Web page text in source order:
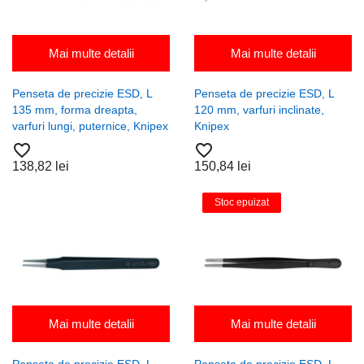
Mai multe detalii
Penseta de precizie ESD, L
135 mm, forma dreapta,
varfuri lungi, puternice, Knipex
favorite_border
138,82 lei
Mai multe detalii
Penseta de precizie ESD, L
120 mm, varfuri inclinate,
Knipex
favorite_border
150,84 lei
Mai multe detalii
Stoc epuizat
Mai multe detalii